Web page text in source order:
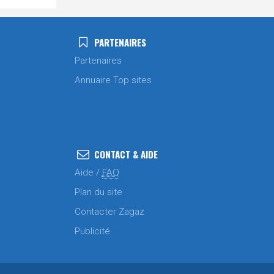
PARTENAIRES
Partenaires
Annuaire Top sites
CONTACT & AIDE
Aide / FAQ
Plan du site
Contacter Zagaz
Publicité